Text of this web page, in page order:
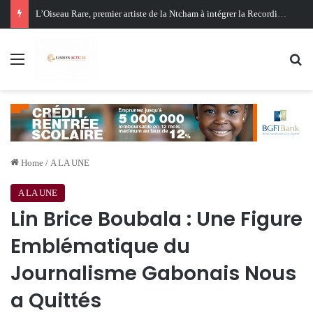
Oligui Nguema au Ghana : Libreville mise sur Accra pour renforcer sa stratégie diplomatique et économique
Menu
Home / A LA UNE
A LA UNE
Lin Brice Boubala : Une Figure
Emblématique du
Journalisme Gabonais Nous
a Quittés